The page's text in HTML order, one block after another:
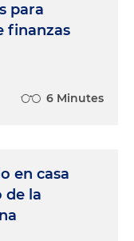
para
finanzas
6 Minutes
en casa
de la